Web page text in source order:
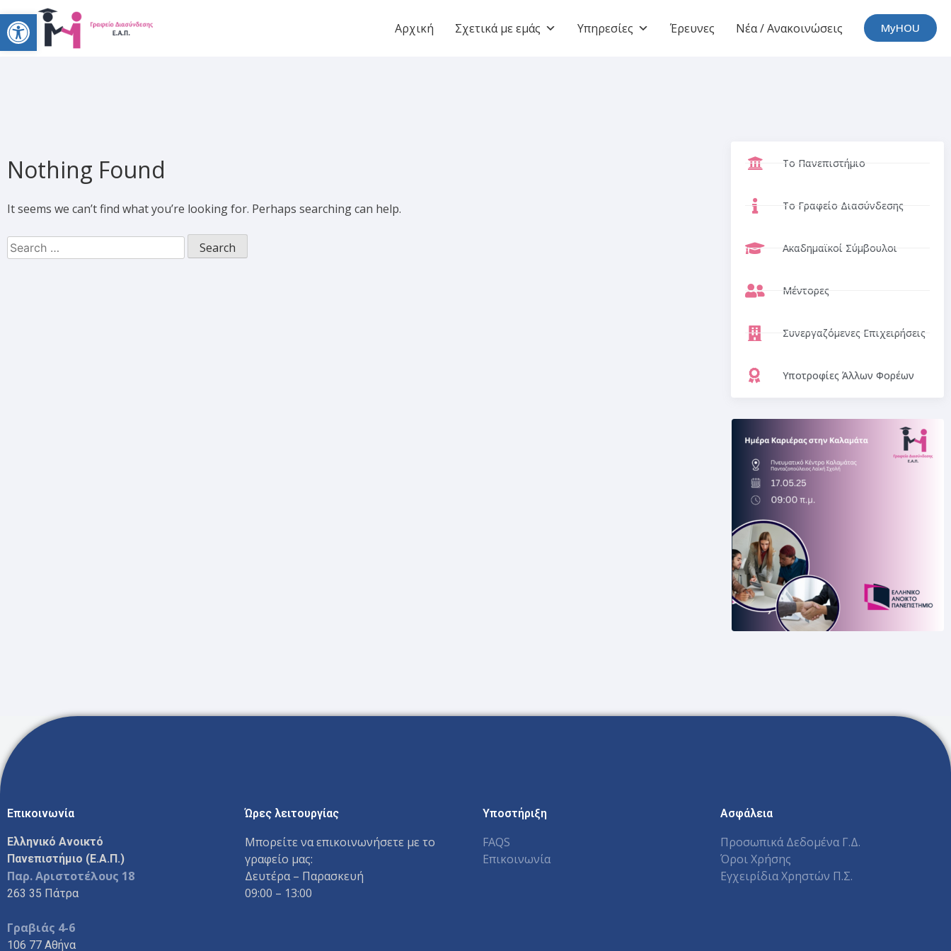
Open toolbar Αρχική Σχετικά με εμάς Υπηρεσίες Έρευνες Νέα / Ανακοινώσεις MyHOU
Nothing Found
It seems we can’t find what you’re looking for. Perhaps searching can help.
Το Πανεπιστήμιο
Το Γραφείο Διασύνδεσης
Ακαδημαϊκοί Σύμβουλοι
Μέντορες
Συνεργαζόμενες Επιχειρήσεις
Υποτροφίες Άλλων Φορέων
Επικοινωνία
Ελληνικό Ανοικτό
Πανεπιστήμιο (Ε.Α.Π.)
Παρ. Αριστοτέλους 18
263 35 Πάτρα
Γραβιάς 4-6
106 77 Αθήνα
Ώρες λειτουργίας
Μπορείτε να επικοινωνήσετε με το
γραφείο μας:
Δευτέρα – Παρασκευή
09:00 – 13:00
Υποστήριξη
FAQS
Επικοινωνία
Ασφάλεια
Προσωπικά Δεδομένα Γ.Δ.
Όροι Χρήσης
Εγχειρίδια Χρηστών Π.Σ.